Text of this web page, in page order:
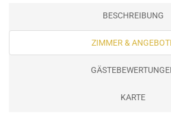
BESCHREIBUNG
ZIMMER &
KARTE